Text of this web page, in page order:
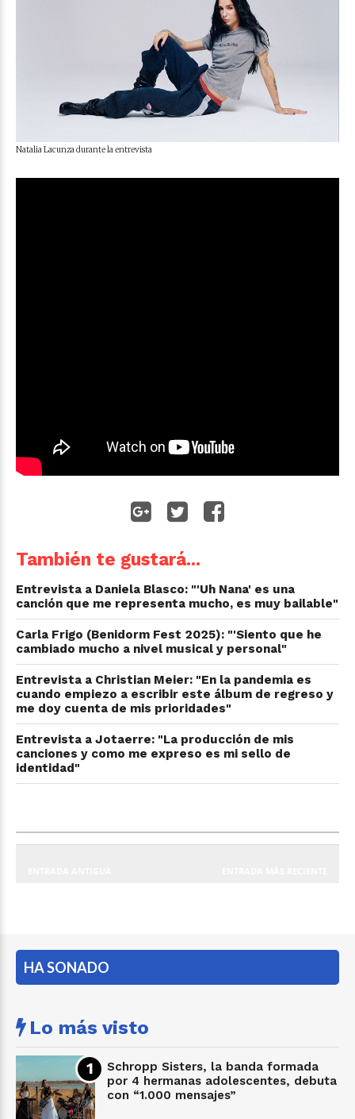
Natalia Lacunza durante la entrevista
También te gustará...
Entrevista a Daniela Blasco: "'Uh Nana' es una
canción que me representa mucho, es muy bailable"
Carla Frigo (Benidorm Fest 2025): "'Siento que he
cambiado mucho a nivel musical y personal"
Entrevista a Christian Meier: "En la pandemia es
cuando empiezo a escribir este álbum de regreso y
me doy cuenta de mis prioridades"
Entrevista a Jotaerre: "La producción de mis
canciones y como me expreso es mi sello de
identidad"
HA SONADO
Lo más visto
Schropp Sisters, la banda formada
por 4 hermanas adolescentes, debuta
con “1.000 mensajes”